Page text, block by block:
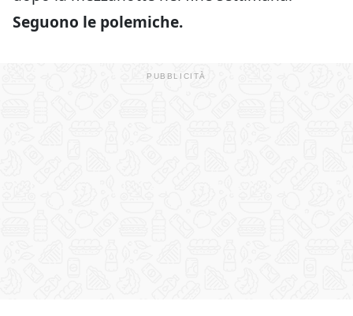
Seguono le polemiche.